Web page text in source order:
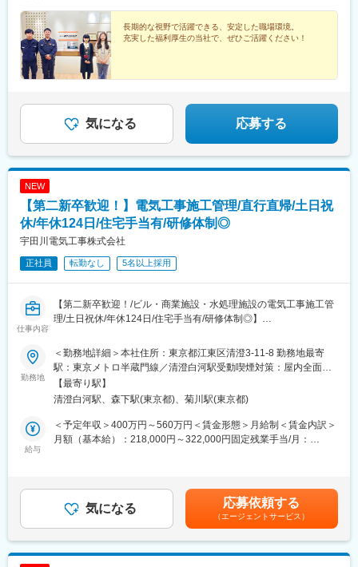
『山科』駅より徒歩5分■京都府舞鶴市【アクセス】JR「西舞鶴」
駅より徒歩20分 ※車通勤可受動喫煙対策：屋内全面禁煙
長期的な視野で活躍できる、安定した職場環境。
充実した福利厚生の当社で、ぜひご活躍ください！
気になる 応募する
NEW
【第二新卒歓迎！】電気工事施工管理/直行直帰/土日祝
休/年休124日/住宅手当有/研修体制◎
宇田川電気工事株式会社
正社員 転勤なし 5名以上採用
仕事内容
【第二新卒歓迎！/ビル・商業施設・水処理施設の電気工事施工管
理/土日祝休/年休124日/住宅手当有/研修体制◎】
■業務内容：
東京、埼玉、神奈川にて、上下水道プラントまたは大型ビル・大
規模商業施設の電気工事・施工管理をお任せします!
関東地方を中心として、ビルや上下水処理プラントの電気設備、
鉄道の電線などの電気工事を手がける当社。
あなたには、ビル、公共施設、水処理プラント、受配電プラント
などの施工管理業務をお任せします
勤務地や現場についてはご希望や適性に合わせて配属いたします
・工事の打ち合わせ
・見積作成
・業者への発注
勤務地
＜勤務地詳細＞本社住所：東京都江東区清澄3-11-8 勤務地最寄
駅：東京メトロ半蔵門線／清澄白河駅受動喫煙対策：屋内全面禁
煙変更の範囲：会社の定める事業所
【最寄り駅】
清澄白河駅、森下駅(東京都)、菊川駅(東京都)
給与
＜予定年収＞400万円～560万円＜賃金形態＞月給制＜賃金内訳＞
月額（基本給）：218,000円～322,000円固定残業手当/月：
給：年1回(4月)■賞与：年2回(7月・12月) ※賞与3.7ヶ月分+決算賞
与(業績による※昨年は支給)賃金はあくまでも目安の金額であり、
選考を通じて上下する可能性があります。月給(月額)は固定手当を
含めた表記です。
気になる 応募依頼する
（エージェントサービス）